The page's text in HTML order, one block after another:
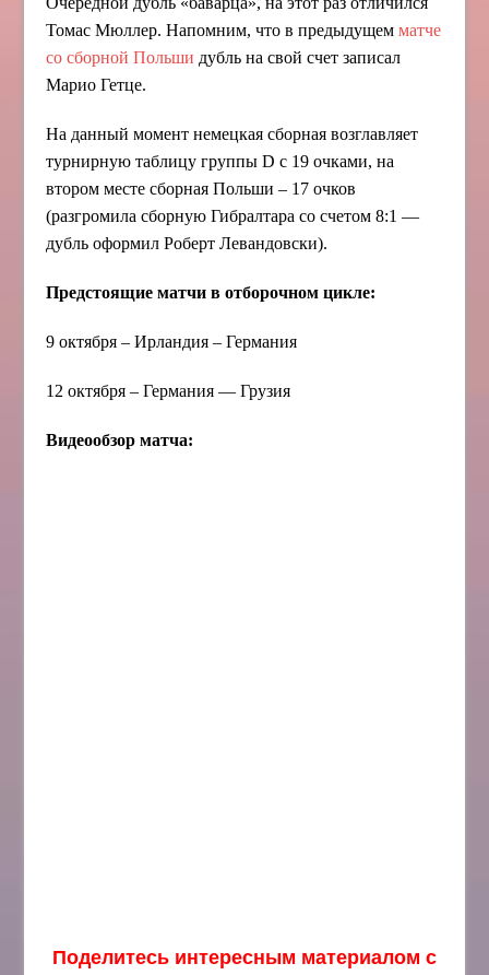
Томас Мюллер. Напомним, что в предыдущемматче
со сборной Польши дубль на свой счет записал
Марио Гетце.
На данный момент немецкая сборная возглавляет
турнирную таблицу группы D с 19 очками, на
втором месте сборная Польши – 17 очков
(разгромила сборную Гибралтара со счетом 8:1 —
дубль оформил Роберт Левандовски).
Предстоящие матчи в отборочном цикле:
9 октября – Ирландия – Германия
12 октября – Германия — Грузия
Видеообзор матча:
Поделитесь интересным материалом с